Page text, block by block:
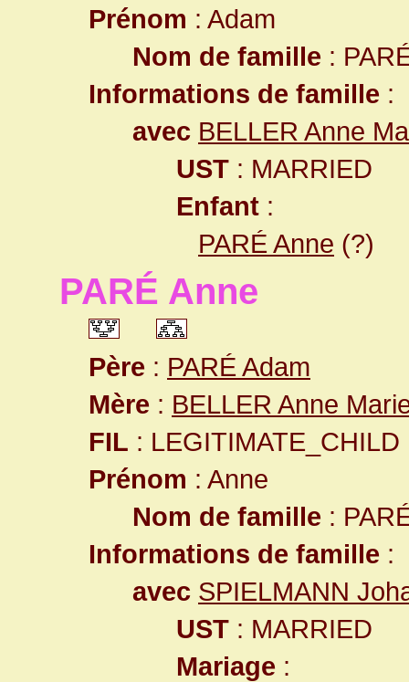
Prénom : Adam
Nom de famille :
Informations de famille :
avec BELLER Anne
UST : MARRIED
Enfant :
PARÉ Anne (?)
PARÉ Anne
Père : PARÉ Adam
Mère : BELLER Anne
FIL : LEGITIMATE_CHILD
Prénom : Anne
Nom de famille :
Informations de famille :
avec SPIELMANN
UST : MARRIED
Mariage :